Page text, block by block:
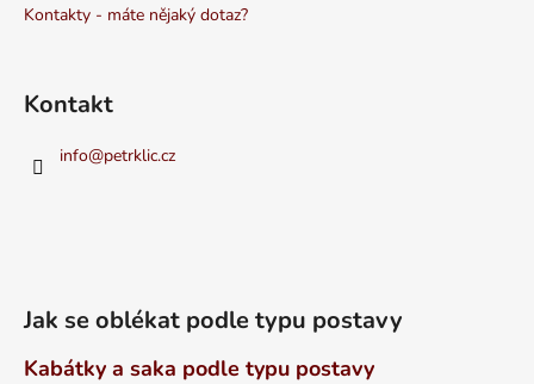
Kontakty - máte nějaký dotaz?
Kontakt
info@petrklic.cz
Jak se oblékat podle typu postavy
Kabátky a saka podle typu postavy